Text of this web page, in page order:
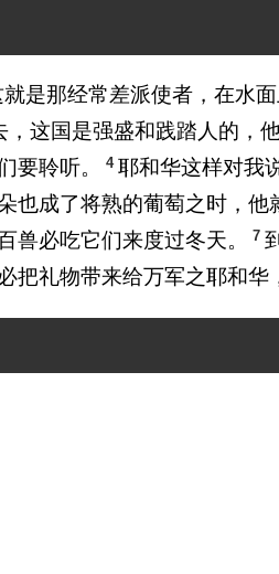
就是那经常差派使者，在水
这国是强盛和践踏人的，
要聆听。
4 耶和华这样对我
也成了将熟的葡萄之时，他
兽必吃它们来度过冬天。
7
把礼物带来给万军之耶和华